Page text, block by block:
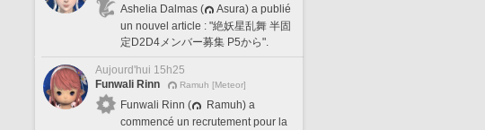
Ashelia Dalmas (
Asura) a publié
un nouvel article : "絶妖星乱舞 半固
定D2D4メンバー募集 P5から".
Aujourd'hui 15h25
Funwali Rinn
Ramuh [Meteor]
Funwali Rinn (
Ramuh) a
commencé un recrutement pour la